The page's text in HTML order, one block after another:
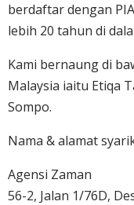
berdaftar dengan
lebih 20 tahun di
Kami bernaung di
Malaysia iaitu Etiqa
Sompo.
Nama & alamat
Agensi Zaman
56-2, Jalan 1/76D,